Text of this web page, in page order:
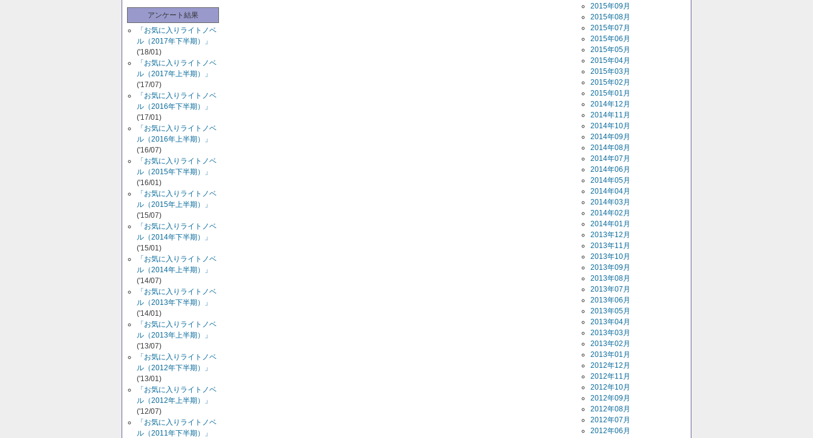
アンケート結果
「お気に入りライトノベ
ル（2017年下半期）」
('18/01)
「お気に入りライトノベ
ル（2017年上半期）」
('17/07)
「お気に入りライトノベ
ル（2016年下半期）」
('17/01)
「お気に入りライトノベ
ル（2016年上半期）」
('16/07)
「お気に入りライトノベ
ル（2015年下半期）」
('16/01)
「お気に入りライトノベ
ル（2015年上半期）」
('15/07)
「お気に入りライトノベ
ル（2014年下半期）」
('15/01)
「お気に入りライトノベ
ル（2014年上半期）」
('14/07)
「お気に入りライトノベ
ル（2013年下半期）」
('14/01)
「お気に入りライトノベ
ル（2013年上半期）」
('13/07)
「お気に入りライトノベ
ル（2012年下半期）」
('13/01)
「お気に入りライトノベ
ル（2012年上半期）」
('12/07)
「お気に入りライトノベ
ル（2011年下半期）」
2015年09月
2015年08月
2015年07月
2015年06月
2015年05月
2015年04月
2015年03月
2015年02月
2015年01月
2014年12月
2014年11月
2014年10月
2014年09月
2014年08月
2014年07月
2014年06月
2014年05月
2014年04月
2014年03月
2014年02月
2014年01月
2013年12月
2013年11月
2013年10月
2013年09月
2013年08月
2013年07月
2013年06月
2013年05月
2013年04月
2013年03月
2013年02月
2013年01月
2012年12月
2012年11月
2012年10月
2012年09月
2012年08月
2012年07月
2012年06月